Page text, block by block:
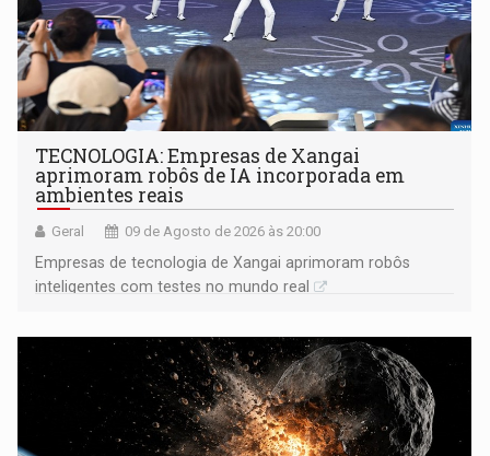
TECNOLOGIA: Empresas de Xangai
aprimoram robôs de IA incorporada em
ambientes reais
Geral 09 de Agosto de 2026 às 20:00
Empresas de tecnologia de Xangai aprimoram robôs
inteligentes com testes no mundo real